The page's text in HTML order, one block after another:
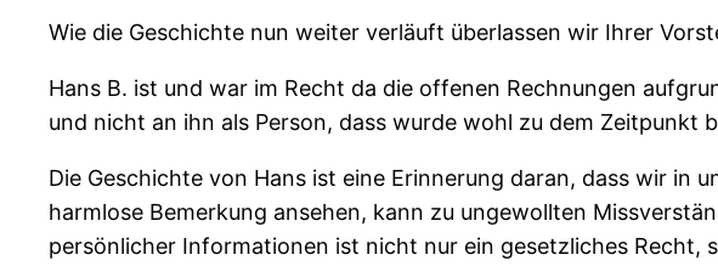
Wie die Geschichte nun weiter verläuft überlassen wir Ihrer
Hans B. ist und war im Recht da die offenen Rechnungen
und nicht an ihn als Person, dass wurde wohl zu dem Zeitpunkt
Die Geschichte von Hans ist eine Erinnerung daran, dass wir in
harmlose Bemerkung ansehen, kann zu ungewollten
persönlicher Informationen ist nicht nur ein gesetzliches Recht,